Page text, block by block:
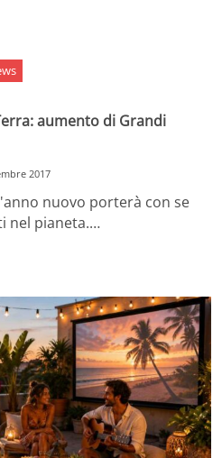
aumento di Grandi
2017
nuovo porterà con se
nel pianeta.…